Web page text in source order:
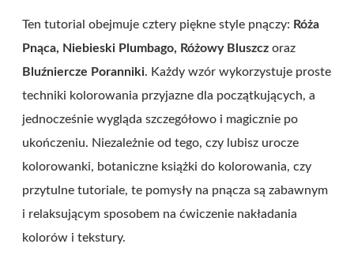
Ten tutorial obejmuje cztery piękne style pnączy: Róża
Pnąca, Niebieski Plumbago, Różowy Bluszcz oraz
Bluźniercze Poranniki. Każdy wzór wykorzystuje proste
techniki kolorowania przyjazne dla początkujących, a
jednocześnie wygląda szczegółowo i magicznie po
ukończeniu. Niezależnie od tego, czy lubisz urocze
kolorowanki, botaniczne książki do kolorowania, czy
przytulne tutoriale, te pomysły na pnącza są zabawnym
i relaksującym sposobem na ćwiczenie nakładania
kolorów i tekstury.